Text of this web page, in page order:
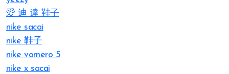
愛 迪 達 鞋子
nike sacai
nike 鞋子
nike vomero 5
nike x sacai